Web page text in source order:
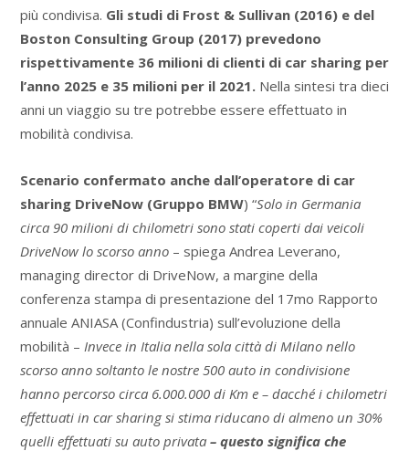
più condivisa. Gli studi di Frost & Sullivan (2016) e del
Boston Consulting Group (2017) prevedono
rispettivamente 36 milioni di clienti di car sharing per
l’anno 2025 e 35 milioni per il 2021.Nella sintesi tra dieci
anni un viaggio su tre potrebbe essere effettuato in
mobilità condivisa.
Scenario confermato anche dall’operatore di car
sharing DriveNow (Gruppo BMW) “Solo in Germania
circa 90 milioni di chilometri sono stati coperti dai veicoli
DriveNow lo scorso anno– spiega Andrea Leverano,
managing director di DriveNow, a margine della
conferenza stampa di presentazione del 17mo Rapporto
annuale ANIASA (Confindustria) sull’evoluzione della
mobilità – Invece in Italia nella sola città di Milano nello
scorso anno soltanto le nostre 500 auto in condivisione
hanno percorso circa 6.000.000 di Km e – dacché i chilometri
effettuati in car sharing si stima riducano di almeno un 30%
quelli effettuati su auto privata – questo significa che